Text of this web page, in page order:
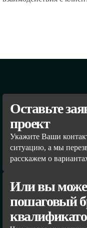
Оставьте
проект
Укажите Ваши
ситуацию, а мы
расскажем о
Или вы
пошаговый